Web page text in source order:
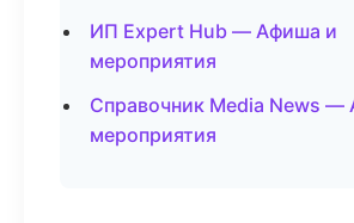
ИП Expert Hub — Афиша и
мероприятия
Справочник Media News —
мероприятия